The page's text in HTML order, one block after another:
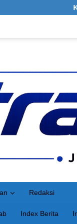
Kecelakaan
Redaksi
Index Berita